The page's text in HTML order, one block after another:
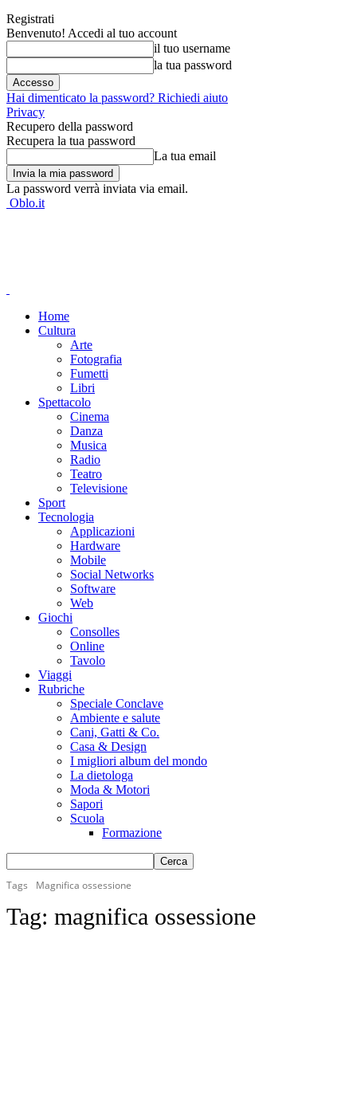
Registrati
Benvenuto! Accedi al tuo account
il tuo username
la tua password
Hai dimenticato la password? Richiedi aiuto
Privacy
Recupero della password
Recupera la tua password
La tua email
La password verrà inviata via email.
Oblo.it
Home
Cultura
Arte
Fotografia
Fumetti
Libri
Spettacolo
Cinema
Danza
Musica
Radio
Teatro
Televisione
Sport
Tecnologia
Applicazioni
Hardware
Mobile
Social Networks
Software
Web
Giochi
Consolles
Online
Tavolo
Viaggi
Rubriche
Speciale Conclave
Ambiente e salute
Cani, Gatti & Co.
Casa & Design
I migliori album del mondo
La dietologa
Moda & Motori
Sapori
Scuola
Formazione
Tags Magnifica ossessione
Tag: magnifica ossessione